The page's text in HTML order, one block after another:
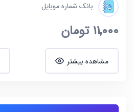
بانک شماره موبایل
11,000تومان
مشاهده بیشتر